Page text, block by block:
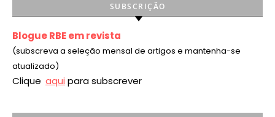
SUBSCRIÇÃO
Blogue RBE em revista
(subscreva a seleção mensal de artigos e mantenha-se
atualizado)
Clique aqui para subscrever